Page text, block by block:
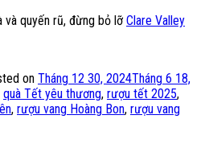
và quyến rũ, đừng bỏ lỡ Clare Valley
on Tháng 12 30, 2024Tháng 6 18,
quà Tết yêu thương, rượu tết 2025,
, rượu vang Hoàng Bon, rượu vang